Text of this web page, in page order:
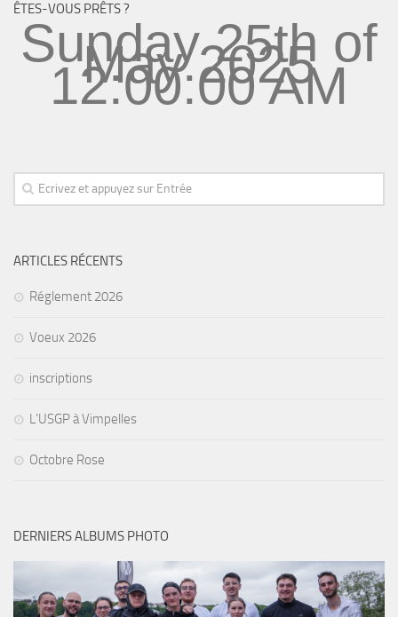
ÊTES-VOUS PRÊTS ?
Sunday 25th of
May 2025
12:00:00 AM
ARTICLES RÉCENTS
Réglement 2026
Voeux 2026
inscriptions
L’USGP à Vimpelles
Octobre Rose
DERNIERS ALBUMS PHOTO